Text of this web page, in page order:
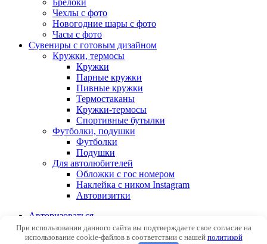
Чехлы с фото
Новогодние шары с фото
Часы с фото
Сувениры с готовым дизайном
Кружки, термосы
Кружки
Парные кружки
Пивные кружки
Термостаканы
Кружки-термосы
Спортивные бутылки
Футболки, подушки
Футболки
Подушки
Для автолюбителей
Обложки с гос номером
Наклейка с ником Instagram
Автовизитки
Авторизоваться
При использовании данного сайта вы подтверждаете свое согласие на
использование cookie-файлов в соответствии с нашей политикой